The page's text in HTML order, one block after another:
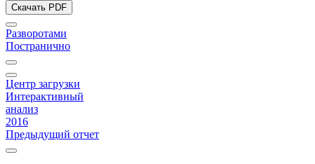
Скачать PDF
Разворотами
Постранично
Центр загрузки
Интерактивный
анализ
2016
Предыдущий отчет